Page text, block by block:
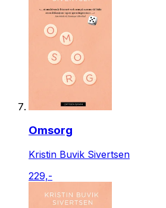
Omsorg
Kristin Buvik Sivertsen
229,-